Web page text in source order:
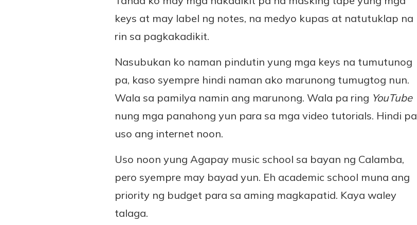
keys at may label ng notes, na medyo kupas at natutuklap na
rin sa pagkakadikit.
Nasubukan ko naman pindutin yung mga keys na tumutunog
pa, kaso syempre hindi naman ako marunong tumugtog nun.
Wala sa pamilya namin ang marunong. Wala pa ring YouTube
nung mga panahong yun para sa mga video tutorials. Hindi pa
uso ang internet noon.
Uso noon yung Agapay music school sa bayan ng Calamba,
pero syempre may bayad yun. Eh academic school muna ang
priority ng budget para sa aming magkapatid. Kaya waley
talaga.